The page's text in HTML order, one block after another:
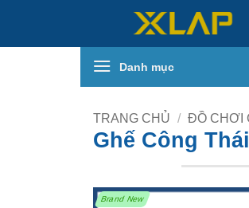
nội
Danh mục
TRANG CHỦ / ĐỒ CHƠI
Ghế Công
Brand New